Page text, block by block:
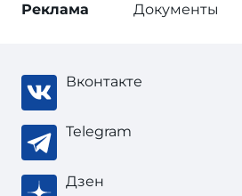
Реклама Документы
Вконтакте
Telegram
Дзен